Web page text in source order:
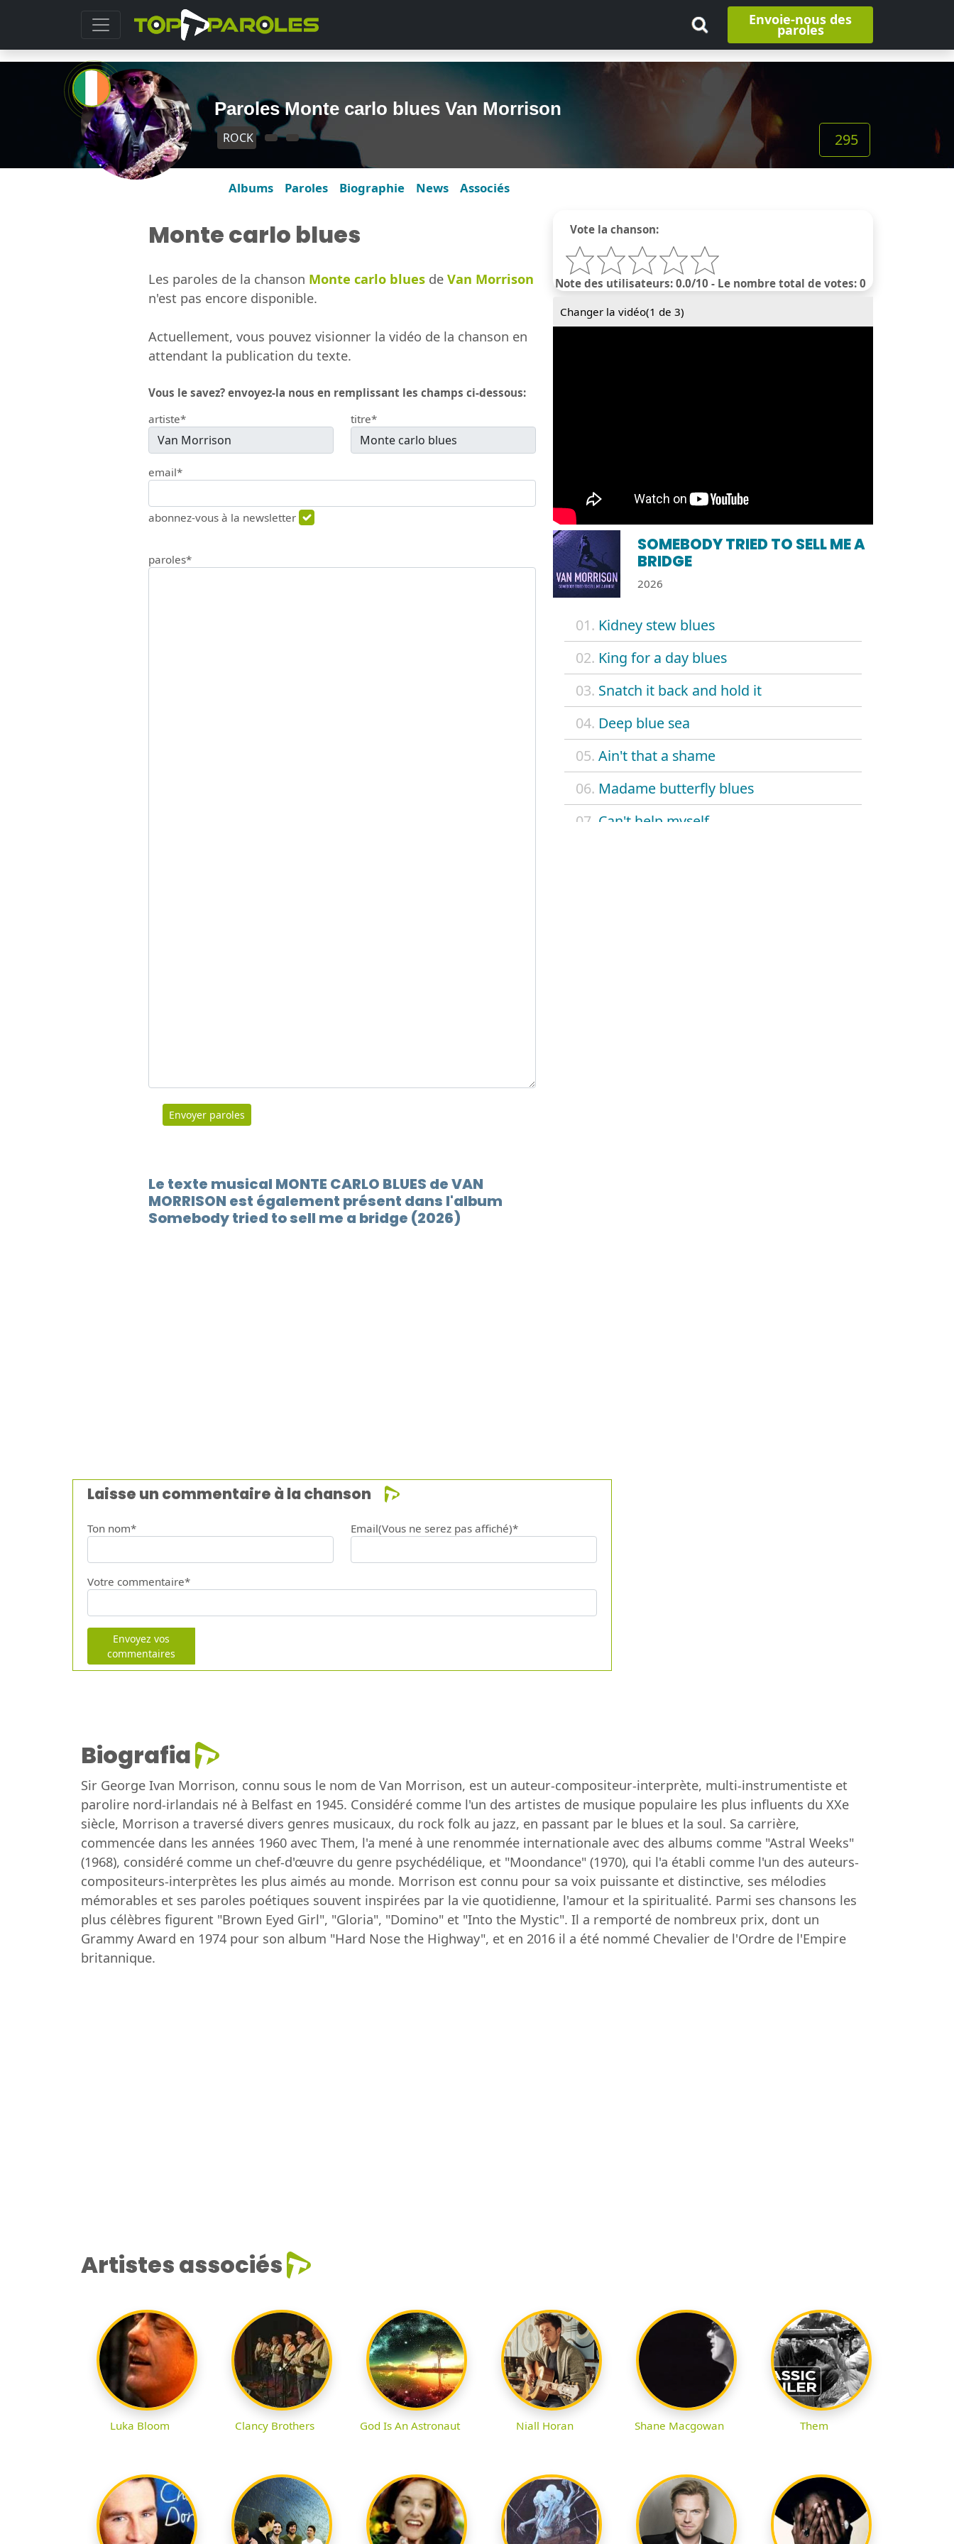
Envoie-nous des
paroles
Paroles Monte carlo blues Van Morrison
ROCK 295
Albums Paroles Biographie News Associés
Vote la chanson:
Note des utilisateurs: 0.0/10 - Le nombre total de votes: 0
Changer la vidéo(1 de 3)
SOMEBODY TRIED TO SELL ME A
BRIDGE
2026
01. Kidney stew blues
02. King for a day blues
03. Snatch it back and hold it
04. Deep blue sea
05. Ain't that a shame
06. Madame butterfly blues
07. Can't help myself
Monte carlo blues
Les paroles de la chanson Monte carlo blues de Van Morrison
n'est pas encore disponible.
Actuellement, vous pouvez visionner la vidéo de la chanson en
attendant la publication du texte.
Vous le savez? envoyez-la nous en remplissant les champs ci-dessous:
artiste*
titre*
email*
abonnez-vous à la newsletter
paroles*
Envoyer paroles
Le texte musical MONTE CARLO BLUES de VAN
MORRISON est également présent dans l'album
Somebody tried to sell me a bridge (2026)
Laisse un commentaire à la chanson
Ton nom* Email(Vous ne serez pas affiché)*
Votre commentaire*
Envoyez vos
commentaires
Biografia
Sir George Ivan Morrison, connu sous le nom de Van Morrison, est un auteur-compositeur-interprète, multi-instrumentiste et
parolire nord-irlandais né à Belfast en 1945. Considéré comme l'un des artistes de musique populaire les plus influents du XXe
siècle, Morrison a traversé divers genres musicaux, du rock folk au jazz, en passant par le blues et la soul. Sa carrière,
commencée dans les années 1960 avec Them, l'a mené à une renommée internationale avec des albums comme "Astral Weeks"
(1968), considéré comme un chef-d'œuvre du genre psychédélique, et "Moondance" (1970), qui l'a établi comme l'un des auteurs-
compositeurs-interprètes les plus aimés au monde. Morrison est connu pour sa voix puissante et distinctive, ses mélodies
mémorables et ses paroles poétiques souvent inspirées par la vie quotidienne, l'amour et la spiritualité. Parmi ses chansons les
plus célèbres figurent "Brown Eyed Girl", "Gloria", "Domino" et "Into the Mystic". Il a remporté de nombreux prix, dont un
Grammy Award en 1974 pour son album "Hard Nose the Highway", et en 2016 il a été nommé Chevalier de l'Ordre de l'Empire
britannique.
Artistes associés
Luka Bloom Clancy Brothers God Is An Astronaut Niall Horan Shane Macgowan Them